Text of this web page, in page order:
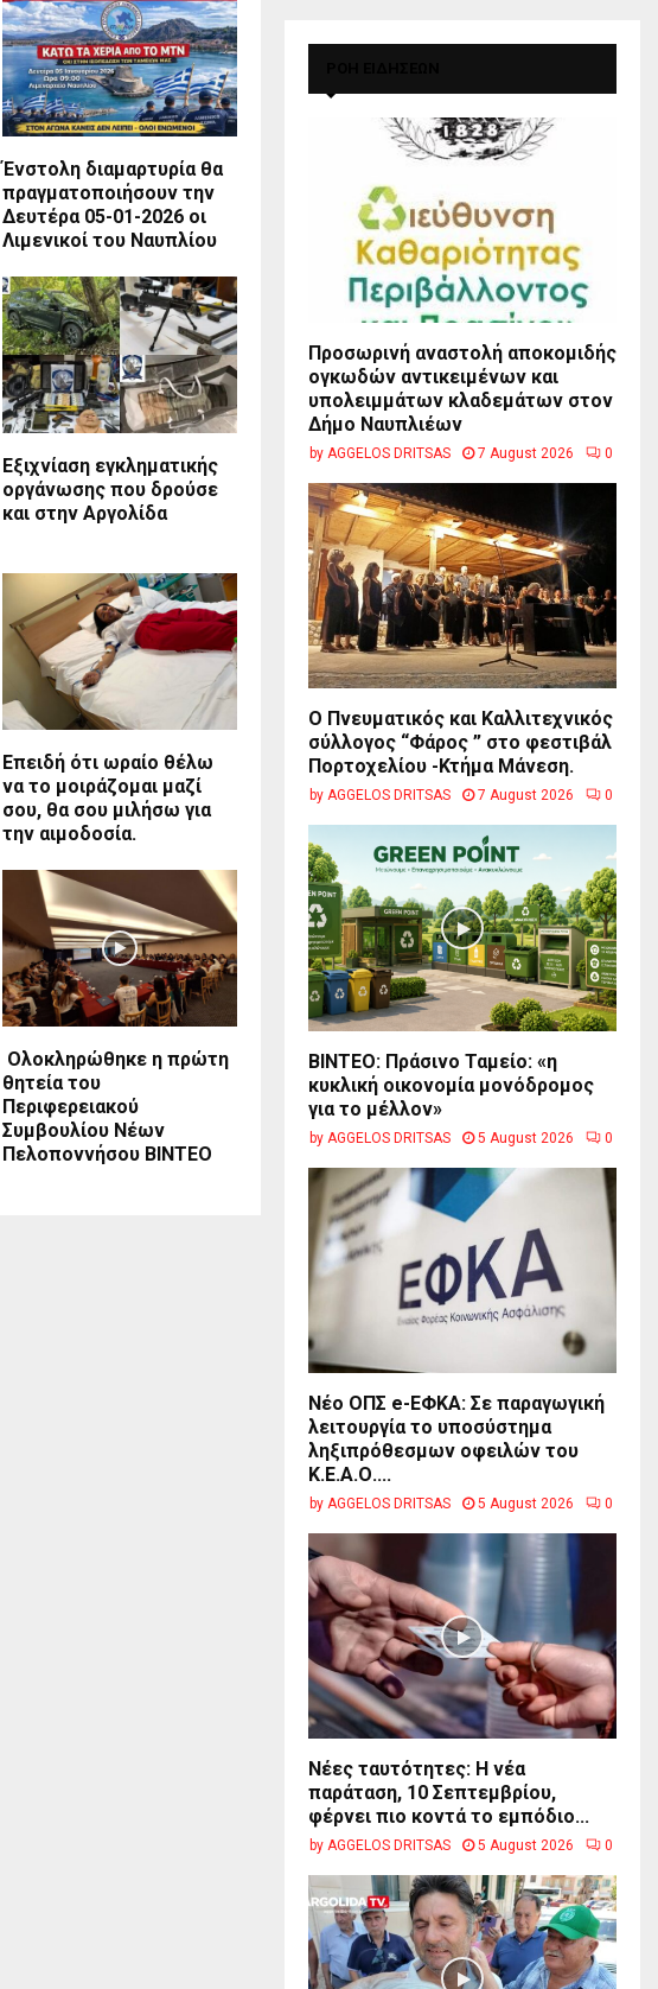
Ένστολη διαμαρτυρία θα
πραγματοποιήσουν την
Δευτέρα 05-01-2026 οι
Λιμενικοί του Ναυπλίου
Εξιχνίαση εγκληματικής
οργάνωσης που δρούσε
και στην Αργολίδα
Επειδή ότι ωραίο θέλω
να το μοιράζομαι μαζί
σου, θα σου μιλήσω για
την αιμοδοσία.
Ολοκληρώθηκε η πρώτη
θητεία του
Περιφερειακού
Συμβουλίου Νέων
Πελοποννήσου ΒΙΝΤΕΟ
Προσωρινή αναστολή αποκομιδής
ογκωδών αντικειμένων και
υπολειμμάτων κλαδεμάτων στον
Δήμο Ναυπλιέων
by AGGELOS DRITSAS 7 August 2026 0
Ο Πνευματικός και Καλλιτεχνικός
σύλλογος “Φάρος ” στο φεστιβάλ
Πορτοχελίου -Κτήμα Μάνεση.
by AGGELOS DRITSAS 7 August 2026 0
BINTEO: Πράσινο Ταμείο: «η
κυκλική οικονομία μονόδρομος
για το μέλλον»
by AGGELOS DRITSAS 5 August 2026 0
Νέο ΟΠΣ e-ΕΦΚΑ: Σε παραγωγική
λειτουργία το υποσύστημα
ληξιπρόθεσμων οφειλών του
Κ.Ε.Α.Ο....
by AGGELOS DRITSAS 5 August 2026 0
Νέες ταυτότητες: Η νέα
παράταση, 10 Σεπτεμβρίου,
φέρνει πιο κοντά το εμπόδιο...
by AGGELOS DRITSAS 5 August 2026 0